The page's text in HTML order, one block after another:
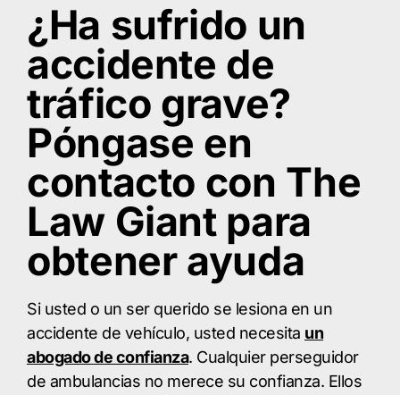
¿Ha sufrido un
accidente de
tráfico grave?
Póngase en
contacto con The
Law Giant para
obtener ayuda
Si usted o un ser querido se lesiona en un
accidente de vehículo, usted necesita un
abogado de confianza. Cualquier perseguidor
de ambulancias no merece su confianza. Ellos